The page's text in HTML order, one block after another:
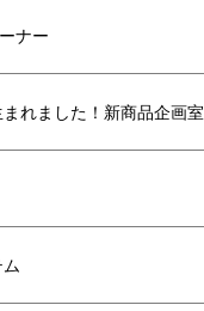
ナー
れました！新商品企画室